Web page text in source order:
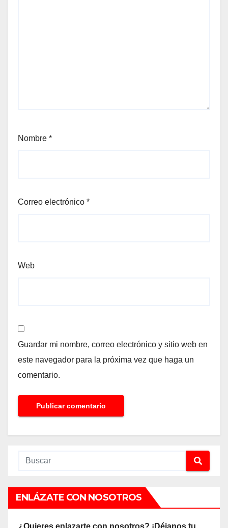
Nombre *
Correo electrónico *
Web
Guardar mi nombre, correo electrónico y sitio web en
este navegador para la próxima vez que haga un
comentario.
ENLÁZATE CON NOSOTROS